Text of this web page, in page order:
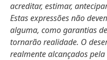
acreditar, estimar,
Estas expressões não
alguma, como garantias
tornarão realidade. O
realmente alcançados pela